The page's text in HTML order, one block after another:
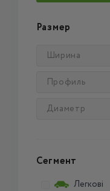
Размер
Ширина
Профиль
Диаметр
Сегмент
Легкові